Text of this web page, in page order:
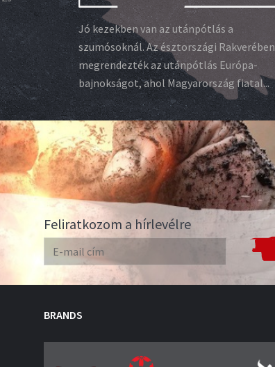
Jó kezekben van az utánpótlás a
szumósoknál. Az észtországi Rakverében
megrendezték az utánpótlás Európa-
bajnokságot, ahol Magyarország fiatal...
Feliratkozom a hírlevélre
BRANDS